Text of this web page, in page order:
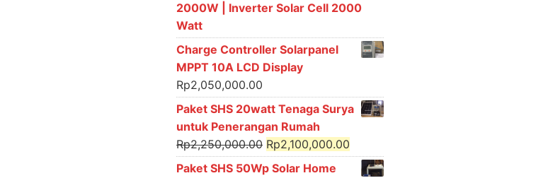
2000W | Inverter Solar Cell 2000
Watt
Charge Controller Solarpanel
MPPT 10A LCD Display
Rp2,050,000.00
Paket SHS 20watt Tenaga Surya
untuk Penerangan Rumah
Rp2,250,000.00 Original
price
Rp2,100,000.00
price
Paket SHS 50Wp Solar Home